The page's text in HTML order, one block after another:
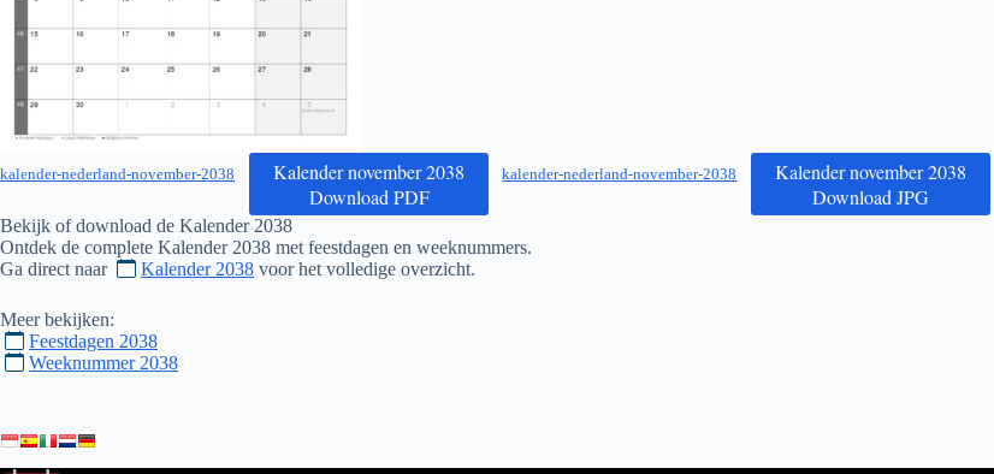
kalender-nederland-november-2038
Kalender november 2038
Download PDF
kalender-nederland-november-2038
Kalender november 2038
Download JPG
Bekijk of download de Kalender 2038
Ontdek de complete Kalender 2038 met feestdagen en weeknummers.
Ga direct naar
Kalender 2038 voor het volledige overzicht.
Meer bekijken:
Feestdagen 2038
Weeknummer 2038